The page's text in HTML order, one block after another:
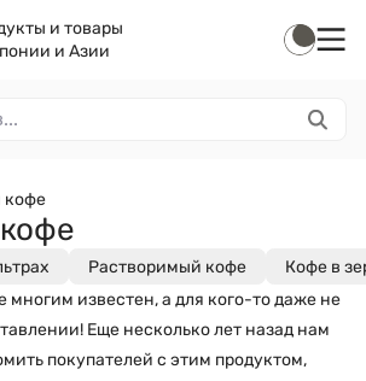
и товары
и Азии
кофе
Растворимый кофе
Кофе в
известен, а для кого-то даже не
Еще несколько лет назад нам
покупателей с этим продуктом,